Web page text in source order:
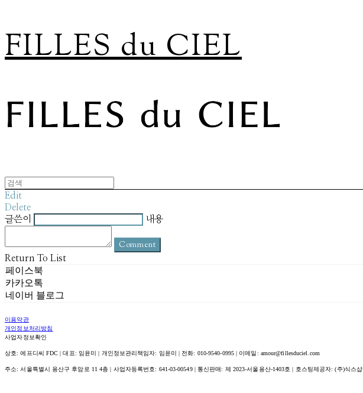
FILLES du CIEL
Edit
Delete
글쓴이
내용
Comment
Return To List
페이스북
카카오톡
네이버 블로그
이용약관
개인정보처리방침
사업자정보확인
상호: 에프디씨 FDC | 대표: 임윤미 | 개인정보관리책임자: 임윤미 | 전화: 010-9540-0995 | 이메일: amour@fillesduciel.com
주소: 서울특별시 용산구 후암로 11 4층 | 사업자등록번호: 641-03-00549| 통신판매: 제 2023-서울용산-1403호 | 호스팅제공자: (주)식스샵